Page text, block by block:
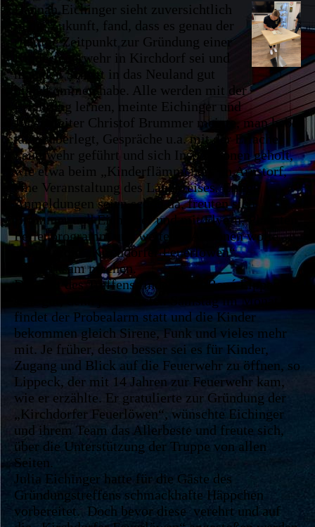
Hannah Eichinger sieht zuversichtlich
in die Zukunft, fand, dass es genau der
richtige Zeitpunkt zur Gründung einer
Kinderfeuerwehr in Kirchdorf sei und
man den Schritt in das Neuland gut
hinbekommen habe. Alle werden mit der
Erfahrung lernen, meinte Eichinger und
Jugendleiter Christof Brummer meinte, man habe
lange überlegt, Gespräche u.a. mit der Erlacher
Feuerwehr geführt und sich Inspirationen geholt,
wie etwa beim „Kinderflämmchen“ in Arnstorf,
eine Veranstaltung des Landkreises. Einige
Anmeldungen seien schon da, freuten sich
Brummer und Eichinger und mit Flyern, Plakaten,
Ferienprogramm und weiteren Aktionen wolle
man auf die „Kirchdorfer Feuerlöwen“
aufmerksam machen.
Die Zeit des Treffens findet KBR René Lippeck
sehr gut, denn jeden ersten Samstag im Monat
findet der Probealarm statt und die Kinder
bekommen gleich Sirene, Funk und vieles mehr
mit. Je früher, desto besser sei es für Kinder,
Zugang und Blick auf die Feuerwehr zu öffnen, so
Lippeck, der mit 14 Jahren zur Feuerwehr kam,
wie er erzählte. Er gratulierte zur Gründung der
„Kirchdorfer Feuerlöwen“, wünschte Eichinger
und ihrem Team das Allerbeste und freute sich,
über die Unterstützung der Truppe von allen
Seiten.
Julia Eichinger hatte für die Gäste des
Gründungstreffens schmackhafte Häppchen
vorbereitet. Doch bevor diese verehrt und auf